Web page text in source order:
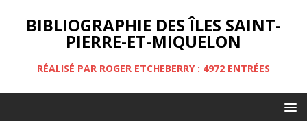
BIBLIOGRAPHIE DES ÎLES SAINT-
PIERRE-ET-MIQUELON
RÉALISÉ PAR ROGER ETCHEBERRY : 4972 ENTRÉES